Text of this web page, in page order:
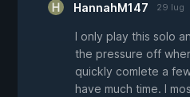
HannahM147 29 lug
I only play this solo
the pressure off
quickly comlete a
have much time. I